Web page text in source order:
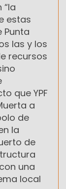
estas
Punta
las y los
recursos
que YPF
a
de
la
de
una
local